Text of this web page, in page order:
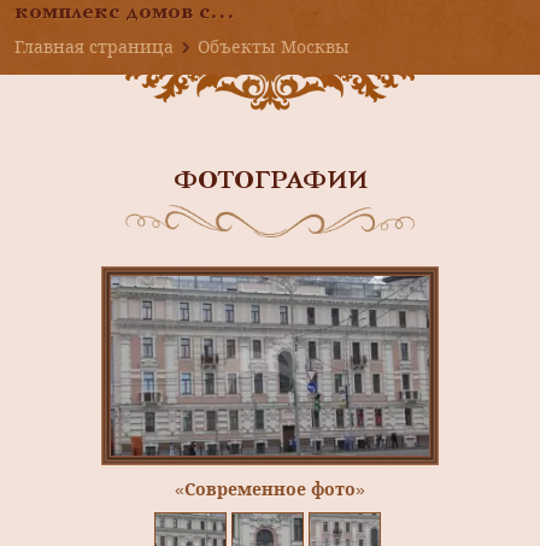
комплекс домов с...
Главная страница
Объекты Москвы
ФОТОГРАФИИ
«Современное фото»